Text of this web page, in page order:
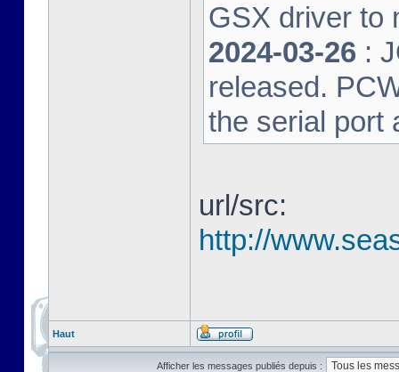
GSX driver to
2024-03-26 :
released.
the serial port
url/src:
http://
Haut
Afficher les messages publiés depuis :